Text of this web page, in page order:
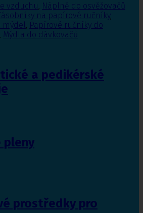
vzduchu, Náplně do osvěžovačů
na papírové ručníky,
mýdel, Papírové ručníky do
, Mýdla do dávkovačů
a pedikérské
pleny
prostředky pro